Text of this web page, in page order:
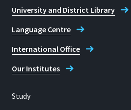
+49 2241 865 724
Fax
+49 2241 865 8724
University and District Library
Language Centre
International Office
Our Institutes
Study